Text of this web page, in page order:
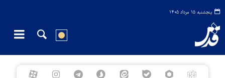
پنجشنبه ۱۵ مرداد ۱۴۰۵